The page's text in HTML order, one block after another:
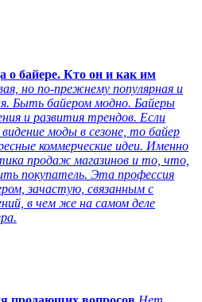
о байере. Кто он и как им
но по-прежнему популярная и
Быть байером модно. Байеры
и развития трендов. Если
моды в сезоне, то байер
коммерческие идеи. Именно
продаж магазинов и то, что,
покупатель. Эта профессия
зачастую, связанным с
в чем же на самом деле